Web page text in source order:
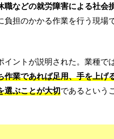
などの就労障害による社会
担のかかる作業を行う現場
ントが説明された。業種で
作業であれば足用、手を上げ
選ぶことが大切であるという